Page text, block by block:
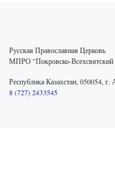
Русская Православная Церковь
МПРО "Покровско-
Республика Казахстан, 050054,
8 (727) 2433545